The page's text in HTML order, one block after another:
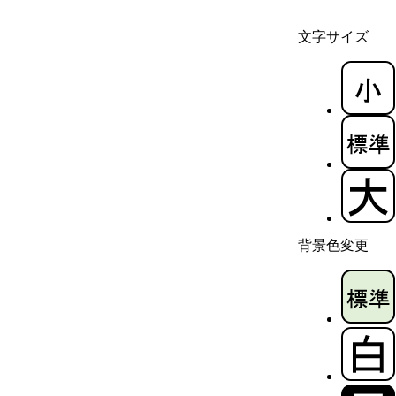
文字サイズ
背景色変更